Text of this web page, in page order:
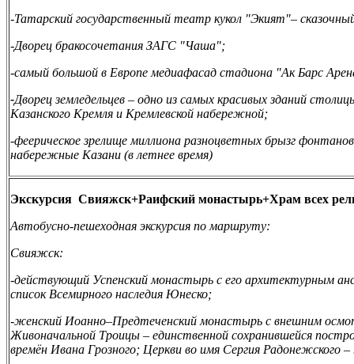
-Татарский государственный театр кукол "Экият"–
-Дворец бракосочетания ЗАГС "Чаша";
-самый большой в Европе медиафасад стадиона "Ак Барс
-Дворец земледельцев – одно из самых красивых зданий
Казанского Кремля и Кремлевской набережной;
-феерическое зрелище миллиона разноцветных брызг
набережные Казани (в летнее время)
Экскурсия Свияжск+Раифский монастырь+Храм всех
Автобусно-пешеходная экскурсия по маршруту:
Свияжск:
-действующий Успенский монастырь с его архитектурным
список Всемирного наследия Юнеско;
-женский Иоанно–Предтеченский монастырь с внешним
Живоначальной Троицы – единственной сохранившейся
времён Ивана Грозного; Церкви во имя Сергия Радонежского